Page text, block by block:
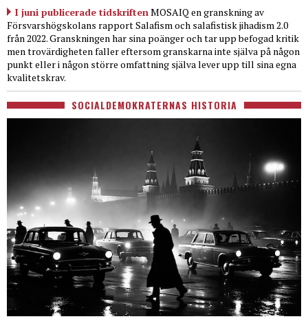
I juni publicerade tidskriftenMOSAIQ en granskning av
Försvarshögskolans rapport Salafism och salafistisk jihadism 2.0
från 2022. Granskningen har sina poänger och tar upp befogad kritik
men trovärdigheten faller eftersom granskarna inte själva på någon
punkt eller i någon större omfattning själva lever upp till sina egna
kvalitetskrav.
SOCIALDEMOKRATERNAS HISTORIA